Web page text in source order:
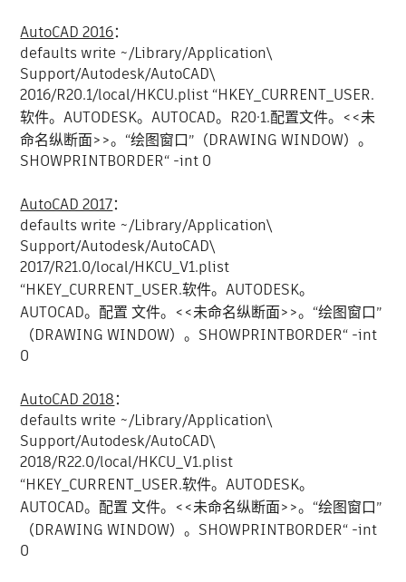
AutoCAD 2016：
defaults write ~/Library/Application\
Support/Autodesk/AutoCAD\
2016/R20.1/local/HKCU.plist “HKEY_CURRENT_USER.
软件。AUTODESK。AUTOCAD。R20·1.配置文件。<<未
命名纵断面>>。“绘图窗口”（DRAWING WINDOW）。
SHOWPRINTBORDER“ -int 0
AutoCAD 2017：
defaults write ~/Library/Application\
Support/Autodesk/AutoCAD\
2017/R21.0/local/HKCU_V1.plist
“HKEY_CURRENT_USER.软件。AUTODESK。
AUTOCAD。配置 文件。<<未命名纵断面>>。“绘图窗口”
（DRAWING WINDOW）。SHOWPRINTBORDER“ -int
0
AutoCAD 2018：
defaults write ~/Library/Application\
Support/Autodesk/AutoCAD\
2018/R22.0/local/HKCU_V1.plist
“HKEY_CURRENT_USER.软件。AUTODESK。
AUTOCAD。配置 文件。<<未命名纵断面>>。“绘图窗口”
（DRAWING WINDOW）。SHOWPRINTBORDER“ -int
0